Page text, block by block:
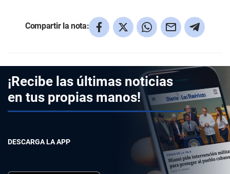
Compartir la nota:
¡Recibe las últimas noticias
en tus propias manos!
DESCARGA LA APP